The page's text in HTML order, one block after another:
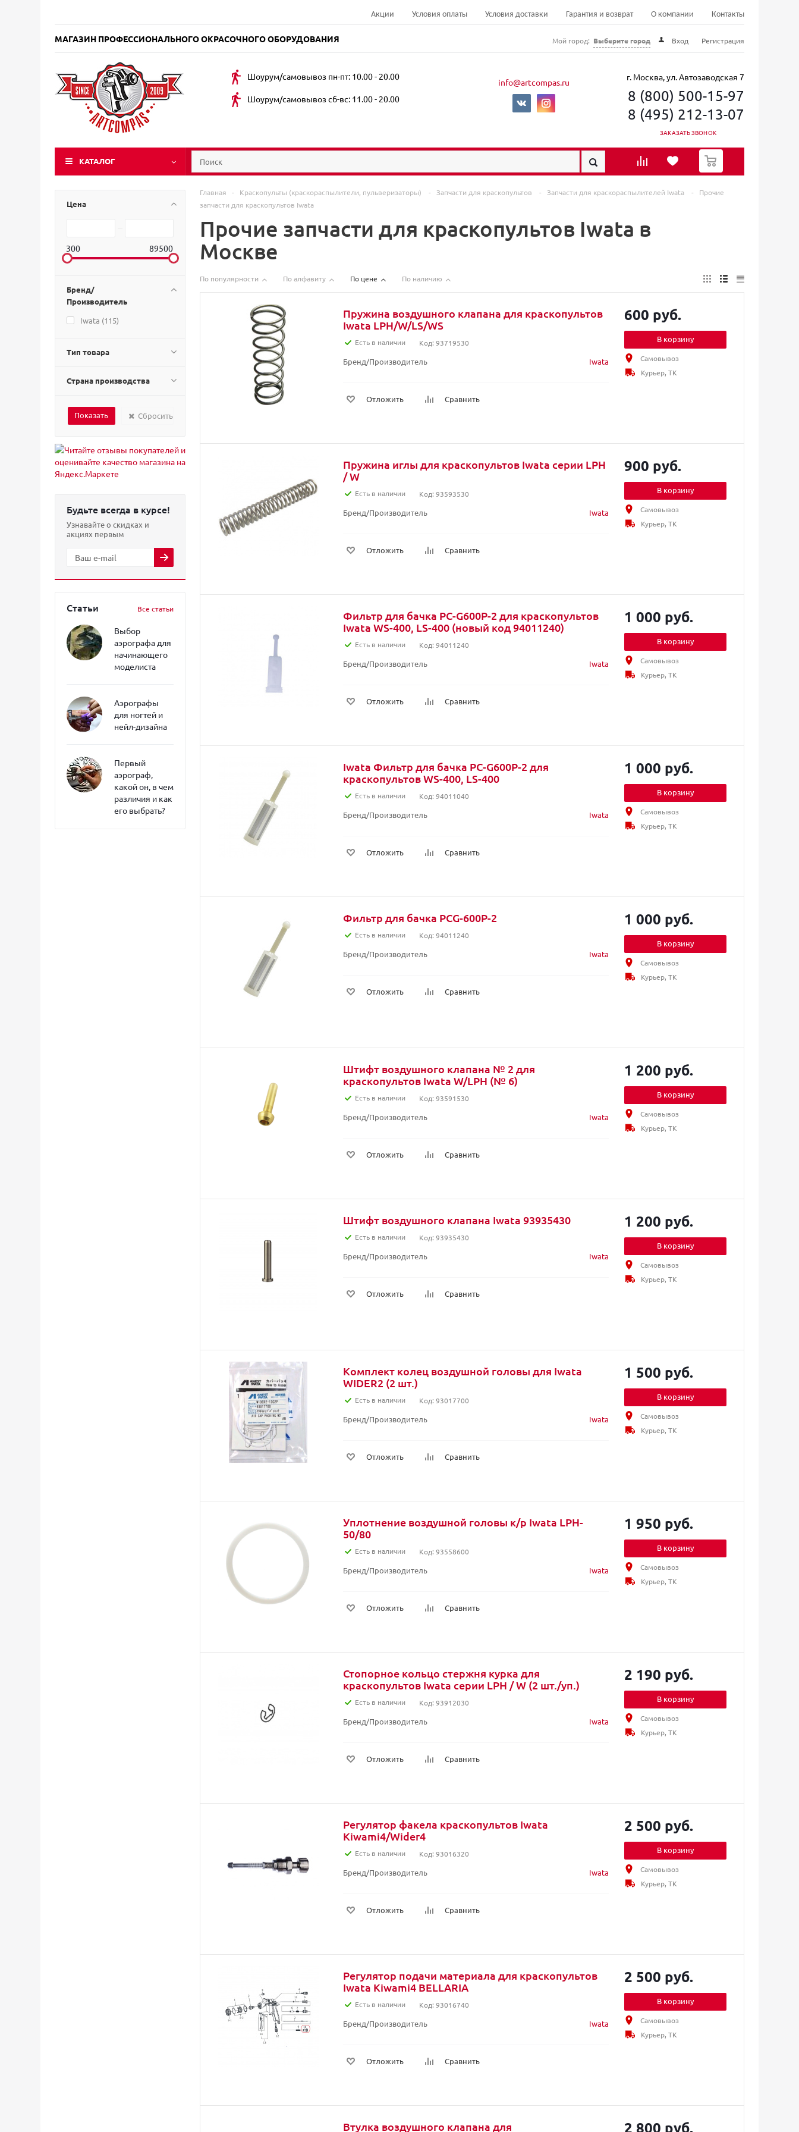
Акции Условия оплаты Условия доставки Гарантия и возврат О компании Контакты
МАГАЗИН ПРОФЕССИОНАЛЬНОГО ОКРАСОЧНОГО ОБОРУДОВАНИЯ Мой город: Выберите город Вход Регистрация
Шоурум/самовывоз пн-пт: 10.00 - 20.00
Шоурум/самовывоз сб-вс: 11.00 - 20.00
info@artcompas.ru г. Москва, ул. Автозаводская 7
8 (800) 500-15-97
8 (495) 212-13-07
ЗАКАЗАТЬ ЗВОНОК
КАТАЛОГ
0
Цена
300 89500
Бренд/
Производитель
Iwata (115)
Тип товара
Страна производства
Сбросить
Будьте всегда в курсе!
Узнавайте о скидках и
акциях первым
Статьи Все статьи
Выбор
аэрографа для
начинающего
моделиста
Аэрографы
для ногтей и
нейл-дизайна
Первый
аэрограф,
какой он, в чем
различия и как
его выбрать?
Главная - Краскопульты (краскораспылители, пульверизаторы) - Запчасти для краскопультов - Запчасти для краскораспылителей Iwata -
Прочие
запчасти для краскопультов Iwata
Прочие запчасти для краскопультов Iwata в
Москве
По популярности По алфавиту По цене По наличию
Пружина воздушного клапана для краскопультов
Iwata LPH/W/LS/WS
Есть в наличии Код: 93719530
Бренд/Производитель Iwata
Отложить Сравнить
600 руб.
В корзину
Самовывоз
Курьер, ТК
Пружина иглы для краскопультов Iwata серии LPH
/ W
Есть в наличии Код: 93593530
Бренд/Производитель Iwata
Отложить Сравнить
900 руб.
В корзину
Самовывоз
Курьер, ТК
Фильтр для бачка PC-G600P-2 для краскопультов
Iwata WS-400, LS-400 (новый код 94011240)
Есть в наличии Код: 94011240
Бренд/Производитель Iwata
Отложить Сравнить
1 000 руб.
В корзину
Самовывоз
Курьер, ТК
Iwata Фильтр для бачка PC-G600P-2 для
краскопультов WS-400, LS-400
Есть в наличии Код: 94011040
Бренд/Производитель Iwata
Отложить Сравнить
1 000 руб.
В корзину
Самовывоз
Курьер, ТК
Фильтр для бачка PCG-600P-2
Есть в наличии Код: 94011240
Бренд/Производитель Iwata
Отложить Сравнить
1 000 руб.
В корзину
Самовывоз
Курьер, ТК
Штифт воздушного клапана № 2 для
краскопультов Iwata W/LPH (№ 6)
Есть в наличии Код: 93591530
Бренд/Производитель Iwata
Отложить Сравнить
1 200 руб.
В корзину
Самовывоз
Курьер, ТК
Штифт воздушного клапана Iwata 93935430
Есть в наличии Код: 93935430
Бренд/Производитель Iwata
Отложить Сравнить
1 200 руб.
В корзину
Самовывоз
Курьер, ТК
Комплект колец воздушной головы для Iwata
WIDER2 (2 шт.)
Есть в наличии Код: 93017700
Бренд/Производитель Iwata
Отложить Сравнить
1 500 руб.
В корзину
Самовывоз
Курьер, ТК
Уплотнение воздушной головы к/р Iwata LPH-
50/80
Есть в наличии Код: 93558600
Бренд/Производитель Iwata
Отложить Сравнить
1 950 руб.
В корзину
Самовывоз
Курьер, ТК
Стопорное кольцо стержня курка для
краскопультов Iwata серии LPH / W (2 шт./уп.)
Есть в наличии Код: 93912030
Бренд/Производитель Iwata
Отложить Сравнить
2 190 руб.
В корзину
Самовывоз
Курьер, ТК
Регулятор факела краскопультов Iwata
Kiwami4/Wider4
Есть в наличии Код: 93016320
Бренд/Производитель Iwata
Отложить Сравнить
2 500 руб.
В корзину
Самовывоз
Курьер, ТК
Регулятор подачи материала для краскопультов
Iwata Kiwami4 BELLARIA
Есть в наличии Код: 93016740
Бренд/Производитель Iwata
Отложить Сравнить
2 500 руб.
В корзину
Самовывоз
Курьер, ТК
Втулка воздушного клапана для
2 800 руб.